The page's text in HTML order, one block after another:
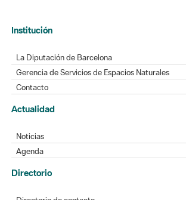
Institución
La Diputación de Barcelona
Gerencia de Servicios de Espacios Naturales
Contacto
Actualidad
Noticias
Agenda
Directorio